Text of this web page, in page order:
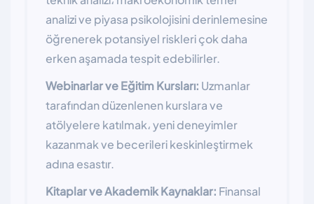
analizi ve piyasa psikolojisini derinlemesine
öğrenerek potansiyel riskleri çok daha
erken aşamada tespit edebilirler.
Webinarlar ve Eğitim Kursları: Uzmanlar
tarafından düzenlenen kurslara ve
atölyelere katılmak، yeni deneyimler
kazanmak ve becerileri keskinleştirmek
adına esastır.
Kitaplar ve Akademik Kaynaklar: Finansal